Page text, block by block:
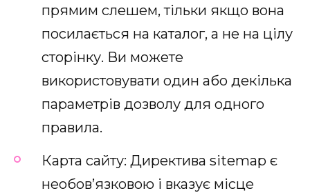
прямим слешем, тільки якщо вона
посилається на каталог, а не на цілу
сторінку. Ви можете
використовувати один або декілька
параметрів дозволу для одного
правила.
Карта сайту: Директива sitemap є
необов’язковою і вказує місце